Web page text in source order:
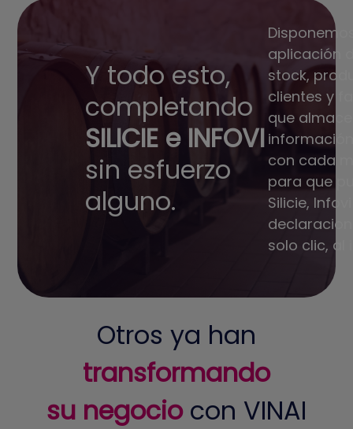
Y todo esto,
completando
SILICIE e INFOVI
sin esfuerzo
alguno.
aplicación
stock,
clientes y
que
con cada
para que
Silicie,
solo clic, al
Otros ya han
transformando
su negocio con VINAI